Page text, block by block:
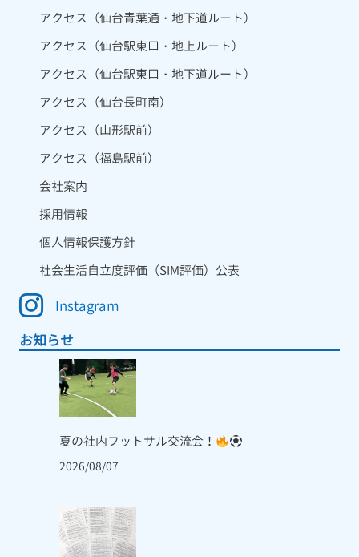
アクセス（仙台青葉通・地下道ルート）
アクセス（仙台駅東口・地上ルート）
アクセス（仙台駅東口・地下道ルート）
アクセス（仙台長町南）
アクセス（山形駅前）
アクセス（福島駅前）
会社案内
採用情報
個人情報保護方針
社会生活自立度評価（SIM評価）公表
Instagram
お知らせ
夏の社内フットサル交流会！
2026/08/07